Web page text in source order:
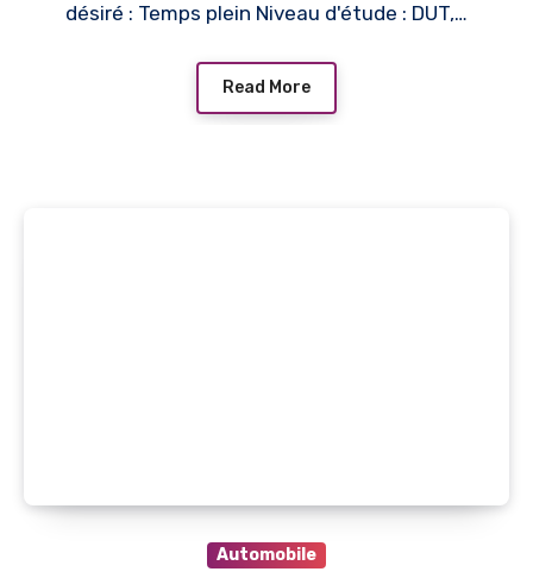
désiré : Temps plein Niveau d'étude : DUT,…
Read More
Automobile